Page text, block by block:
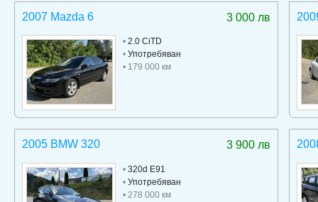
3 000 лв
2007 Mazda 6
• 2.0 CiTD
• Употребяван
• 179 000 км
3 900 лв
2005 BMW 320
• 320d E91
• Употребяван
• 278 000 км